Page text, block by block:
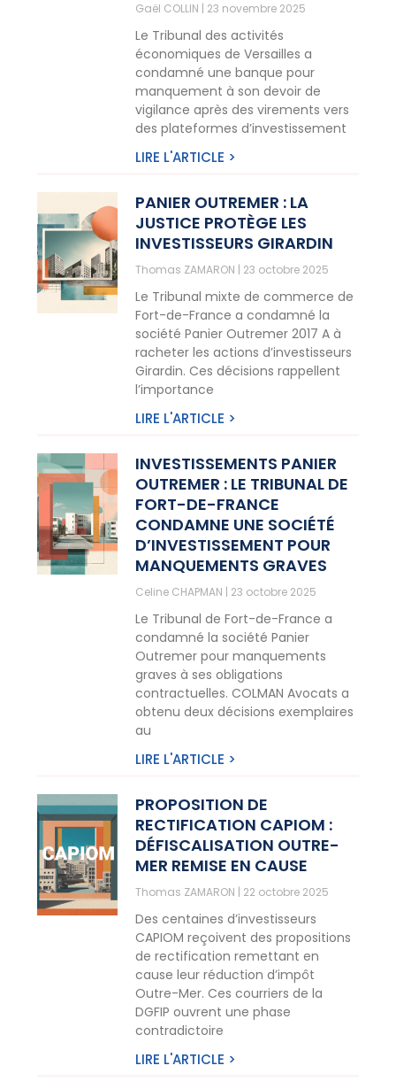
Gaël COLLIN 23 novembre 2025
Le Tribunal des activités
économiques de Versailles a
condamné une banque pour
manquement à son devoir de
vigilance après des virements vers
des plateformes d’investissement
LIRE L'ARTICLE >
PANIER OUTREMER : LA
JUSTICE PROTÈGE LES
INVESTISSEURS GIRARDIN
Thomas ZAMARON 23 octobre 2025
Le Tribunal mixte de commerce de
Fort-de-France a condamné la
société Panier Outremer 2017 A à
racheter les actions d’investisseurs
Girardin. Ces décisions rappellent
l’importance
LIRE L'ARTICLE >
INVESTISSEMENTS PANIER
OUTREMER : LE TRIBUNAL DE
FORT-DE-FRANCE
CONDAMNE UNE SOCIÉTÉ
D’INVESTISSEMENT POUR
MANQUEMENTS GRAVES
Celine CHAPMAN 23 octobre 2025
Le Tribunal de Fort-de-France a
condamné la société Panier
Outremer pour manquements
graves à ses obligations
contractuelles. COLMAN Avocats a
obtenu deux décisions exemplaires
au
LIRE L'ARTICLE >
PROPOSITION DE
RECTIFICATION CAPIOM :
DÉFISCALISATION OUTRE-
MER REMISE EN CAUSE
Thomas ZAMARON 22 octobre 2025
Des centaines d’investisseurs
CAPIOM reçoivent des propositions
de rectification remettant en
cause leur réduction d’impôt
Outre-Mer. Ces courriers de la
DGFIP ouvrent une phase
contradictoire
LIRE L'ARTICLE >